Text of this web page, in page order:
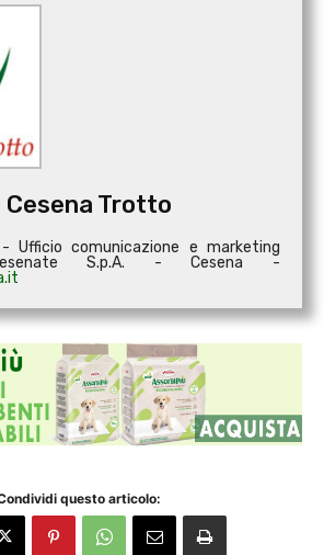
Cesena Trotto
Ufficio comunicazione e marketing
Cesenate S.p.A. - Cesena -
questo articolo: